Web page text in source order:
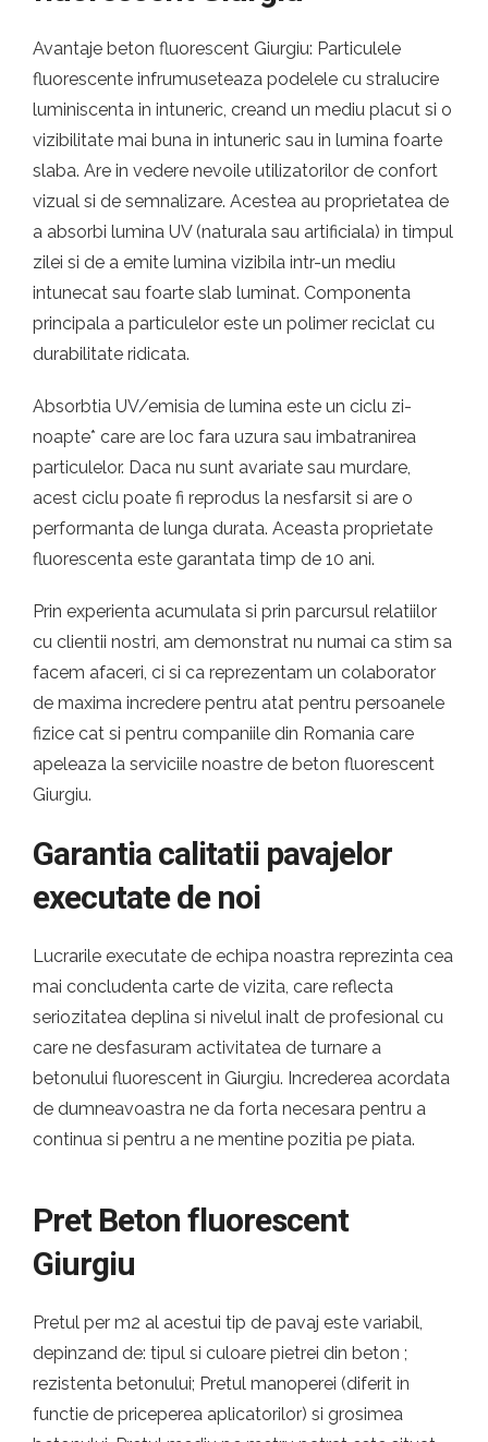
Avantaje beton fluorescent Giurgiu: Particulele
fluorescente infrumuseteaza podelele cu stralucire
luminiscenta in intuneric, creand un mediu placut si o
vizibilitate mai buna in intuneric sau in lumina foarte
slaba. Are in vedere nevoile utilizatorilor de confort
vizual si de semnalizare. Acestea au proprietatea de
a absorbi lumina UV (naturala sau artificiala) in timpul
zilei si de a emite lumina vizibila intr-un mediu
intunecat sau foarte slab luminat. Componenta
principala a particulelor este un polimer reciclat cu
durabilitate ridicata.
Absorbtia UV/emisia de lumina este un ciclu zi-
noapte* care are loc fara uzura sau imbatranirea
particulelor. Daca nu sunt avariate sau murdare,
acest ciclu poate fi reprodus la nesfarsit si are o
performanta de lunga durata. Aceasta proprietate
fluorescenta este garantata timp de 10 ani.
Prin experienta acumulata si prin parcursul relatiilor
cu clientii nostri, am demonstrat nu numai ca stim sa
facem afaceri, ci si ca reprezentam un colaborator
de maxima incredere pentru atat pentru persoanele
fizice cat si pentru companiile din Romania care
apeleaza la serviciile noastre de beton fluorescent
Giurgiu.
Garantia calitatii pavajelor
executate de noi
Lucrarile executate de echipa noastra reprezinta cea
mai concludenta carte de vizita, care reflecta
seriozitatea deplina si nivelul inalt de profesional cu
care ne desfasuram activitatea de turnare a
betonului fluorescent in Giurgiu. Increderea acordata
de dumneavoastra ne da forta necesara pentru a
continua si pentru a ne mentine pozitia pe piata.
Pret Beton fluorescent
Giurgiu
Pretul per m2 al acestui tip de pavaj este variabil,
depinzand de: tipul si culoare pietrei din beton ;
rezistenta betonului; Pretul manoperei (diferit in
functie de priceperea aplicatorilor) si grosimea